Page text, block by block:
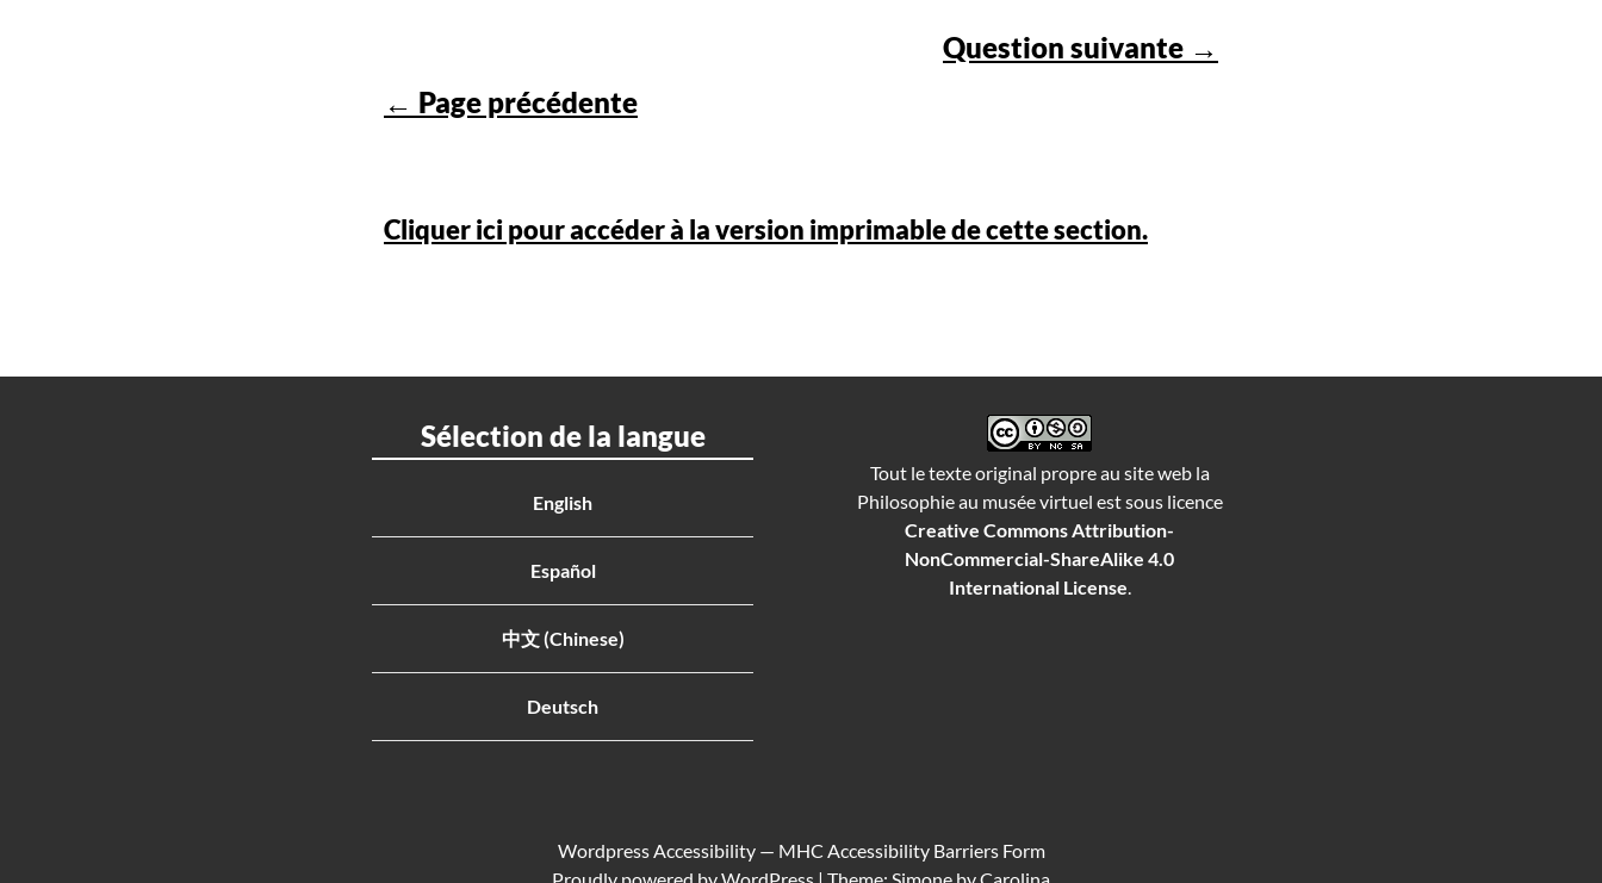
Question suivante →
← Page précédente
Cliquer ici pour accéder à la version imprimable de cette section.
Sélection de la langue
English
Español
中文 (Chinese)
Deutsch
Tout le texte original propre au site web la
Philosophie au musée virtuel est sous licence
Creative Commons Attribution-
NonCommercial-ShareAlike 4.0
International License.
Wordpress Accessibility— MHC Accessibility Barriers Form